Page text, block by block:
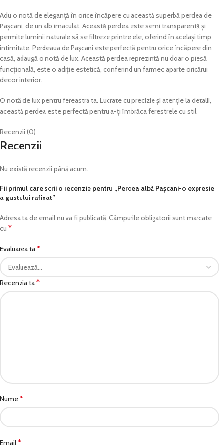
Adu o notă de eleganță în orice încăpere cu această superbă perdea de
Pașcani, de un alb imaculat. Această perdea este semi transparentă și
permite luminii naturale să se filtreze printre ele, oferind în același timp
intimitate. Perdeaua de Pașcani este perfectă pentru orice încăpere din
casă, adaugă o notă de lux. Această perdea reprezintă nu doar o piesă
funcțională, este o adiție estetică, conferind un farmec aparte oricărui
decor interior.
O notă de lux pentru fereastra ta. Lucrate cu precizie și atenție la detalii,
această perdea este perfectă pentru a-ți îmbrăca ferestrele cu stil.
Recenzii (0)
Recenzii
Nu există recenzii până acum.
Fii primul care scrii o recenzie pentru „Perdea albă Pașcani-o expresie
a gustului rafinat”
Adresa ta de email nu va fi publicată. Câmpurile obligatorii sunt marcate
cu *
Evaluarea ta*
Recenzia ta*
Nume*
Email*